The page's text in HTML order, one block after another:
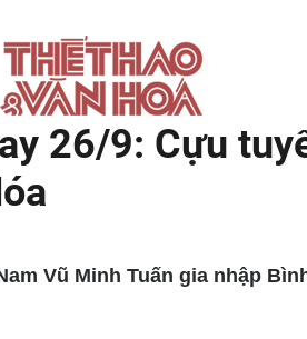
26/9: Cựu
Vũ Minh Tuấn gia nhập